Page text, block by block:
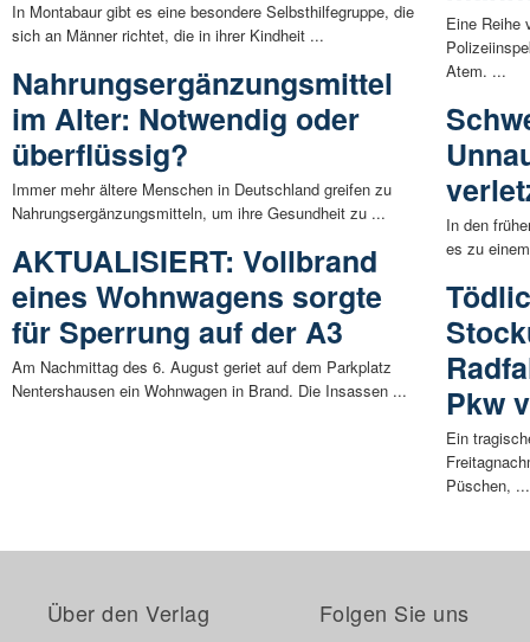
In Montabaur gibt es eine besondere Selbsthilfegruppe, die
sich an Männer richtet, die in ihrer Kindheit ...
Nahrungsergänzungsmittel
im Alter: Notwendig oder
überflüssig?
Immer mehr ältere Menschen in Deutschland greifen zu
Nahrungsergänzungsmitteln, um ihre Gesundheit zu ...
AKTUALISIERT: Vollbrand
eines Wohnwagens sorgte
für Sperrung auf der A3
Am Nachmittag des 6. August geriet auf dem Parkplatz
Nentershausen ein Wohnwagen in Brand. Die Insassen ...
Eine Reihe
Atem. ...
In den
es zu
Pkw
Ein
Püschen, ...
Über den Verlag Folgen Sie uns